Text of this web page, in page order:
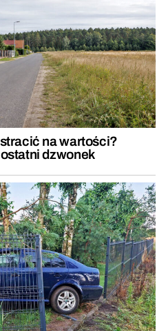
na wartości?
dzwonek